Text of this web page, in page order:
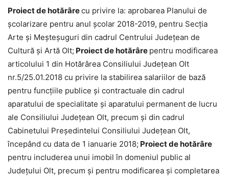
Proiect de hotărârecu privire la: aprobarea Planului de
școlarizare pentru anul școlar 2018-2019, pentru Secția
Arte și Meșteșuguri din cadrul Centrului Județean de
Cultură și Artă Olt; Proiect de hotărâre pentru modificarea
articolului 1 din Hotărârea Consiliului Județean Olt
nr.5/25.01.2018 cu privire la stabilirea salariilor de bază
pentru funcțiile publice și contractuale din cadrul
aparatului de specialitate și aparatului permanent de lucru
ale Consiliului Județean Olt, precum și din cadrul
Cabinetului Președintelui Consiliului Județean Olt,
începând cu data de 1 ianuarie 2018; Proiect de hotărâre
pentru includerea unui imobil în domeniul public al
Județului Olt, precum și pentru modificarea și completarea